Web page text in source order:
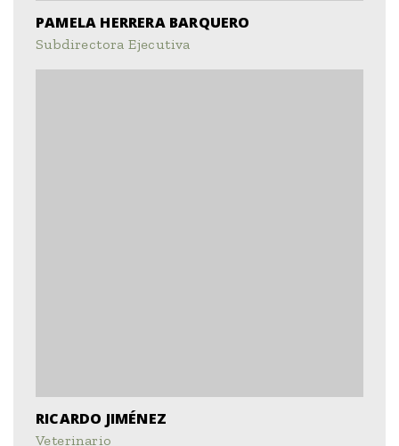
PAMELA HERRERA BARQUERO
Subdirectora Ejecutiva
RICARDO JIMÉNEZ
Veterinario